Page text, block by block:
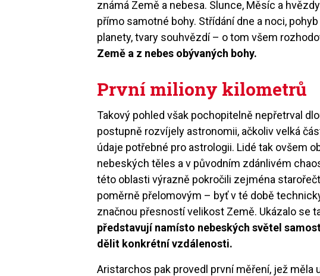
známá Země a nebesa. Slunce, Měsíc a
přímo samotné bohy. Střídání dne a noci,
planety, tvary souhvězdí – o tom všem
Země a z nebes obývaných bohy.
První miliony kilometrů
Takový pohled však pochopitelně nepřetrval
postupně rozvíjely astronomii, ačkoliv velká
údaje potřebné pro astrologii. Lidé tak ovšem
nebeských těles a v původním zdánlivém
této oblasti výrazně pokročili zejména
poměrně přelomovým – byť v té době
značnou přesností velikost Země. Ukázalo se
představují namísto nebeských světel
dělit konkrétní vzdálenosti.
Aristarchos pak provedl první měření, jež